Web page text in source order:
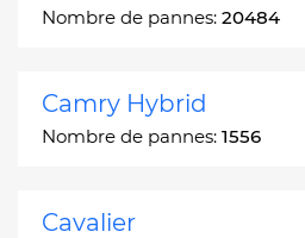
Nombre de pannes: 20484
Camry Hybrid
Nombre de pannes: 1556
Cavalier